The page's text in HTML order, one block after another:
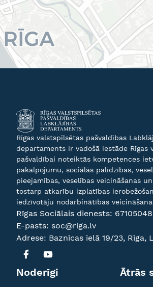
Rīgas valstspilsētas pašvaldības
departaments ir vadošā iestāde Rīgas
pašvaldībai noteiktās kompetences
pakalpojumu, sociālās palīdzības,
pieejamības, veselības veicināšanas
tostarp atkarību izplatības
iedzīvotāju nodarbinātības
Rīgas Sociālais dienests: 67105048
E-pasts: soc@riga.lv
Adrese: Baznīcas ielā 19/23, Rīga,
Noderīgi Ātrās